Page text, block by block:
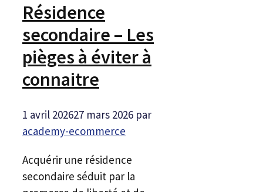
Résidence
secondaire – Les
pièges à éviter à
connaitre
1 avril 202627 mars 2026 par
academy-ecommerce
Acquérir une résidence
secondaire séduit par la